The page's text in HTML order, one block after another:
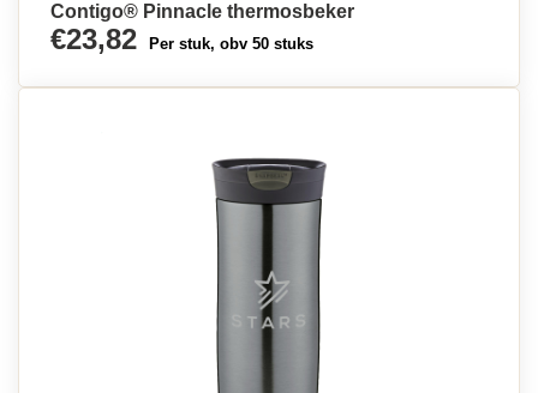
Contigo® Pinnacle thermosbeker
€23,82 Per stuk, obv 50 stuks